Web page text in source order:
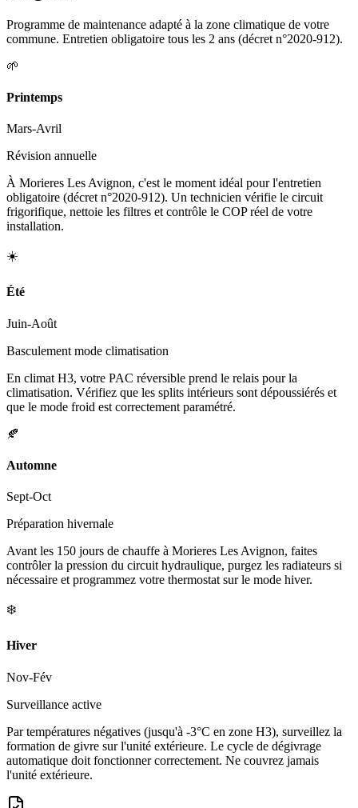
Programme de maintenance adapté à la zone climatique de votre
commune. Entretien obligatoire tous les 2 ans (décret n°2020-912).
🌱
Printemps
Mars-Avril
Révision annuelle
À Morieres Les Avignon, c'est le moment idéal pour l'entretien
obligatoire (décret n°2020-912). Un technicien vérifie le circuit
frigorifique, nettoie les filtres et contrôle le COP réel de votre
installation.
☀️
Été
Juin-Août
Basculement mode climatisation
En climat H3, votre PAC réversible prend le relais pour la
climatisation. Vérifiez que les splits intérieurs sont dépoussiérés et
que le mode froid est correctement paramétré.
🍂
Automne
Sept-Oct
Préparation hivernale
Avant les 150 jours de chauffe à Morieres Les Avignon, faites
contrôler la pression du circuit hydraulique, purgez les radiateurs si
nécessaire et programmez votre thermostat sur le mode hiver.
❄️
Hiver
Nov-Fév
Surveillance active
Par températures négatives (jusqu'à -3°C en zone H3), surveillez la
formation de givre sur l'unité extérieure. Le cycle de dégivrage
automatique doit fonctionner correctement. Ne couvrez jamais
l'unité extérieure.